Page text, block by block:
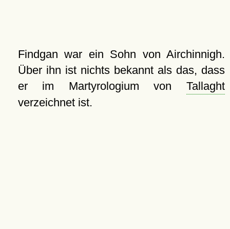
Findgan war ein Sohn von Airchinnigh.
Über ihn ist nichts bekannt als das, dass
er im Martyrologium von Tallaght
verzeichnet ist.